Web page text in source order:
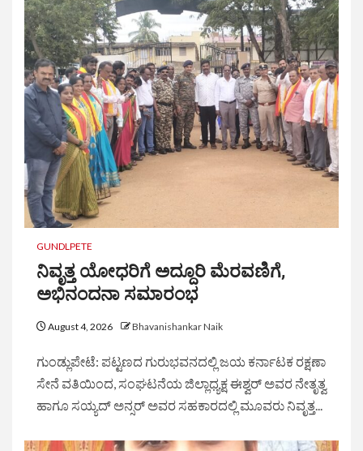
GUNDLPETE
ನಿವೃತ್ತ ಯೋಧರಿಗೆ ಅದ್ದೂರಿ ಮೆರವಣಿಗೆ,
ಅಭಿನಂದನಾ ಸಮಾರಂಭ
August 4, 2026 Bhavanishankar Naik
ಗುಂಡ್ಲುಪೇಟೆ: ಪಟ್ಟಣದ ಗುರುಭವನದಲ್ಲಿ ಜಯ ಕರ್ನಾಟಕ ರಕ್ಷಣಾ
ಸೇನೆ ವತಿಯಿಂದ, ಸಂಘಟನೆಯ ಜಿಲ್ಲಾಧ್ಯಕ್ಷ ಈಶ್ವರ್ ಅವರ ನೇತೃತ್ವ
ಹಾಗೂ ಸಯ್ಯದ್ ಅನ್ಸರ್ ಅವರ ಸಹಕಾರದಲ್ಲಿ ಮೂವರು ನಿವೃತ್ತ...